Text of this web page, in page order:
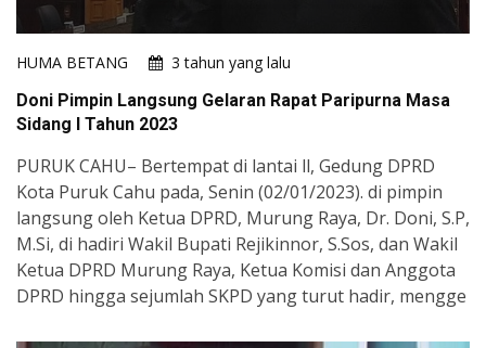
HUMA BETANG
3 tahun yang lalu
Doni Pimpin Langsung Gelaran Rapat Paripurna Masa
Sidang I Tahun 2023
PURUK CAHU– Bertempat di lantai ll, Gedung DPRD
Kota Puruk Cahu pada, Senin (02/01/2023). di pimpin
langsung oleh Ketua DPRD, Murung Raya, Dr. Doni, S.P,
M.Si, di hadiri Wakil Bupati Rejikinnor, S.Sos, dan Wakil
Ketua DPRD Murung Raya, Ketua Komisi dan Anggota
DPRD hingga sejumlah SKPD yang turut hadir, mengge